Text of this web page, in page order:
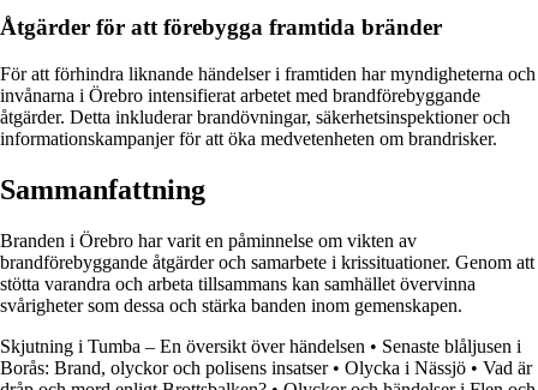
Åtgärder för att förebygga framtida bränder
För att förhindra liknande händelser i framtiden har myndigheterna och
invånarna i Örebro intensifierat arbetet med brandförebyggande
åtgärder. Detta inkluderar brandövningar, säkerhetsinspektioner och
informationskampanjer för att öka medvetenheten om brandrisker.
Sammanfattning
Branden i Örebro har varit en påminnelse om vikten av
brandförebyggande åtgärder och samarbete i krissituationer. Genom att
stötta varandra och arbeta tillsammans kan samhället övervinna
svårigheter som dessa och stärka banden inom gemenskapen.
Skjutning i Tumba – En översikt över händelsen • Senaste blåljusen i
Borås: Brand, olyckor och polisens insatser• Olycka i Nässjö • Vad är